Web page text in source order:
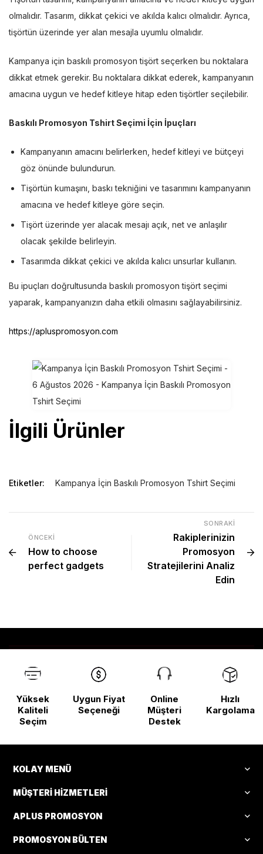
olmalıdır. Tasarım, dikkat çekici ve akılda kalıcı olmalıdır. Ayrıca,
tişörtün üzerinde yer alan mesajla uyumlu olmalıdır.
Kampanya için baskılı promosyon tişört seçerken bu noktalara
dikkat etmek gerekir. Bu noktalara dikkat ederek, kampanyanın
amacına uygun ve hedef kitleye hitap eden tişörtler seçilebilir.
Baskılı Promosyon Tshirt Seçimi İçin İpuçları
Kampanyanın amacını belirlerken, hedef kitleyi ve bütçeyi
göz önünde bulundurun.
Tişörtün kumaşını, baskı tekniğini ve tasarımını kampanyanın
amacına ve hedef kitleye göre seçin.
Tişört üzerinde yer alacak mesajı açık, net ve anlaşılır
olacak şekilde belirleyin.
Tasarımda dikkat çekici ve akılda kalıcı unsurlar kullanın.
Bu ipuçları doğrultusunda baskılı promosyon tişört seçimi
yaparak, kampanyanızın daha etkili olmasını sağlayabilirsiniz.
https://apluspromosyon.com
İlgili Ürünler
Etiketler: Kampanya İçin Baskılı Promosyon Tshirt Seçimi
ÖNCEKI
How to choose
perfect gadgets
SONRAKI
Rakiplerinizin
Promosyon
Stratejilerini Analiz
Edin
Yüksek
Kaliteli
Seçim
Uygun Fiyat
Seçeneği
Online
Müşteri
Destek
Hızlı
Kargolama
KOLAY MENÜ
MÜŞTERI HIZMETLERI
APLUS PROMOSYON
PROMOSYON BÜLTEN